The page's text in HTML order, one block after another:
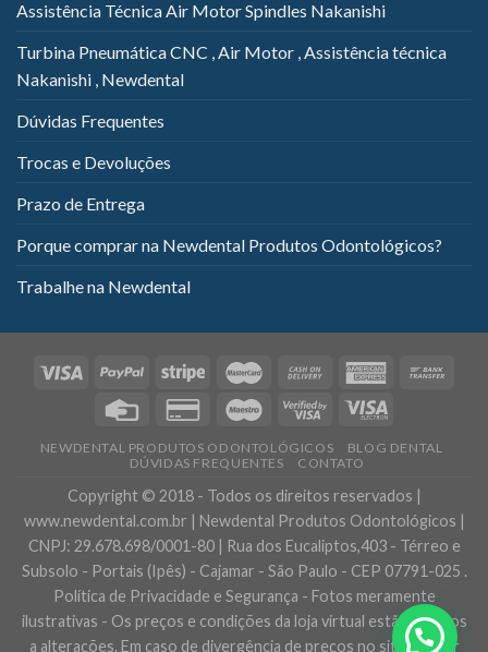
Assistência Técnica Air Motor Spindles Nakanishi
Turbina Pneumática CNC , Air Motor , Assistência técnica
Nakanishi , Newdental
Dúvidas Frequentes
Trocas e Devoluções
Prazo de Entrega
Porque comprar na Newdental Produtos Odontológicos?
Trabalhe na Newdental
NEWDENTAL PRODUTOS ODONTOLÓGICOS
BLOG DENTAL
DÚVIDAS FREQUENTES
CONTATO
Copyright © 2018 - Todos os direitos reservados |
www.newdental.com.br | Newdental Produtos Odontológicos |
CNPJ: 29.678.698/0001-80 | Rua dos Eucaliptos,403 - Térreo e
Subsolo - Portais (Ipês) - Cajamar - São Paulo - CEP 07791-025 .
Política de Privacidade e Segurança - Fotos meramente
ilustrativas - Os preços e condições da loja virtual estão sujeitos
a alterações. Em caso de divergência de preços no site, o valor